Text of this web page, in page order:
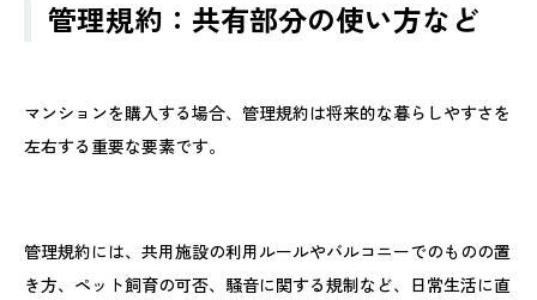
管理規約：共有部分の使い方など
マンションを購入する場合、管理規約は将来的な暮らしやすさを
左右する重要な要素です。
管理規約には、共用施設の利用ルールやバルコニーでのものの置
き方、ペット飼育の可否、騒音に関する規制など、日常生活に直